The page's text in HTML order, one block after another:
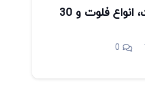
تاریخچه فلوت، انواع فلوت و 30
0